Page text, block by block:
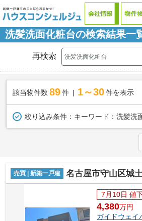
洗髪洗面化粧台の検索結果一
再検索
該当物件数 89件 1～30 件を表示
絞り込み条件： キーワード：洗髪洗
売買 | 新築一戸建 名古屋市守山区城土町22【仲介手数料
7月10日 値
4,380万円
ガイドウェイ